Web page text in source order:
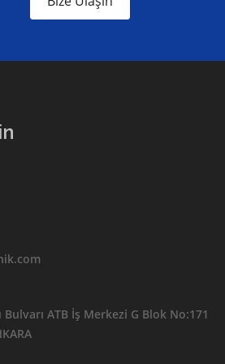
ATB İş Merkezi G Blok No:171